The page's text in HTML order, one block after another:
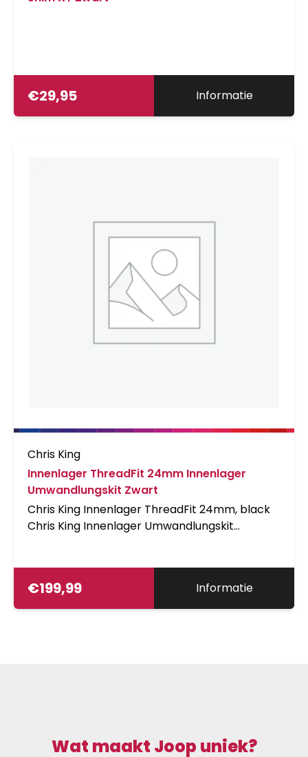
€29,95 Informatie
Chris King
Innenlager ThreadFit 24mm Innenlager
Umwandlungskit Zwart
Chris King Innenlager ThreadFit 24mm, black
Chris King Innenlager Umwandlungskit
€199,99 Informatie
Wat maakt Joop uniek?